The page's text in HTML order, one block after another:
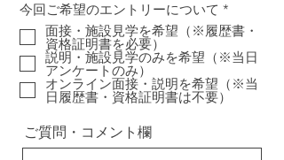
今回ご希望のエントリーについて *
須
項
目
面接・施設見学を希望（※履歴書・
資格証明書を必要）
説明・施設見学のみを希望（※当日
アンケートのみ）
オンライン面接・説明を希望（※当
日履歴書・資格証明書は不要）
ご質問・コメント欄